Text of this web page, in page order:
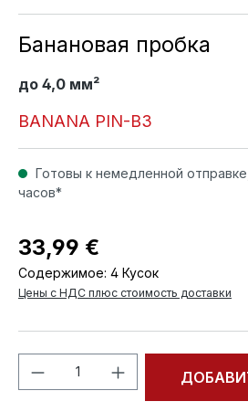
Банановая пробка
до 4,0 мм²
BANANA PIN-B3
Готовы к немедленной
часов*
33,99 €
Содержимое: 4 Кусок
Цены с НДС плюс стоимость доставки
Количество